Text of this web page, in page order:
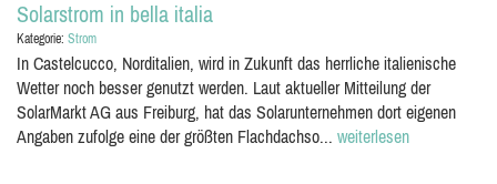
Solarstrom in bella italia
Kategorie: Strom
In Castelcucco, Norditalien, wird in Zukunft das herrliche italienische
Wetter noch besser genutzt werden. Laut aktueller Mitteilung der
SolarMarkt AG aus Freiburg, hat das Solarunternehmen dort eigenen
Angaben zufolge eine der größten Flachdachso... weiterlesen